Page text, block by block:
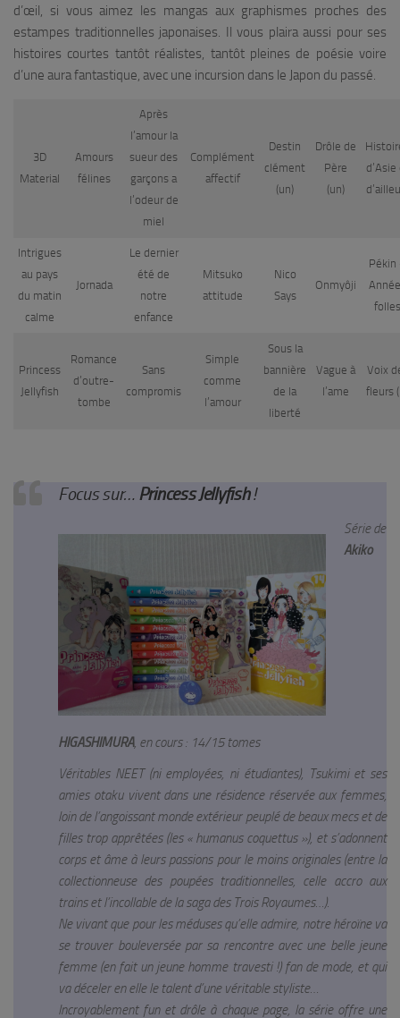
d’œil, si vous aimez les mangas aux graphismes proches des
estampes traditionnelles japonaises. Il vous plaira aussi pour ses
histoires courtes tantôt réalistes, tantôt pleines de poésie voire
d’une aura fantastique, avec une incursion dans le Japon du passé.
3D
Material
Amours
félines
Après
l’amour la
sueur des
garçons a
l’odeur de
miel
Complément
affectif
Destin
clément
(un)
Drôle de
Père
(un)
Intrigues
au pays
du matin
calme
Jornada
Le dernier
été de
notre
enfance
Mitsuko
attitude
Nico
Says
Onmyôji
Pékin
folles
Princess
Jellyfish
Romance
d’outre-
tombe
Sans
compromis
Simple
comme
l’amour
Sous la
bannière
de la
liberté
Vague à
l’ame
Voix
fleurs
Focus sur… Princess Jellyfish!
Série de
Akiko
HIGASHIMURA, en cours : 14/15 tomes
Véritables NEET (ni employées, ni étudiantes), Tsukimi et ses
amies otaku vivent dans une résidence réservée aux femmes,
loin de l’angoissant monde extérieur peuplé de beaux mecs et de
filles trop apprêtées (les « humanus coquettus»), et s’adonnent
corps et âme à leurs passions pour le moins originales (entre la
collectionneuse des poupées traditionnelles, celle accro aux
trains et l’incollable de la saga des Trois Royaumes…).
Ne vivant que pour les méduses qu’elle admire, notre héroïne va
se trouver bouleversée par sa rencontre avec une belle jeune
femme (en fait un jeune homme travesti !) fan de mode, et qui
va déceler en elle le talent d’une véritable styliste…
Incroyablement fun et drôle à chaque page, la série offre une